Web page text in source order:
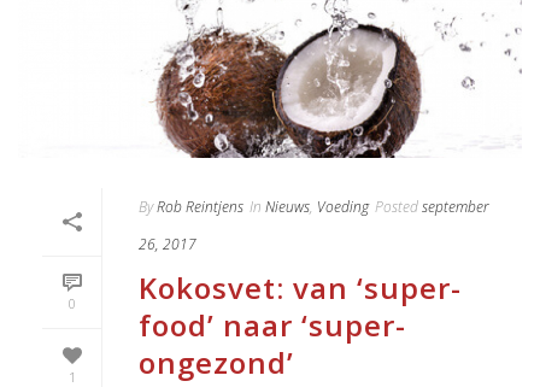
0
1
ByRob Reintjens In Nieuws, Voeding Postedseptember
26, 2017
Kokosvet: van ‘super-
food’ naar ‘super-
ongezond’